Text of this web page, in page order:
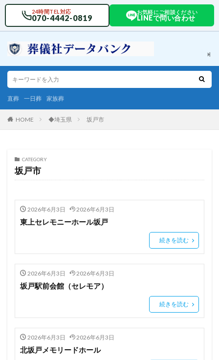
24時間TEL対応
070-4442-0819
お気軽にご相談ください
LINEで問い合わせ
直葬 一日葬 家族葬
HOME ◆埼玉県 坂戸市
CATEGORY
坂戸市
2026年6月3日 2026年6月3日
東上セレモニーホール坂戸
続きを読む
2026年6月3日 2026年6月3日
坂戸駅前会館（セレモア）
続きを読む
2026年6月3日 2026年6月3日
北坂戸メモリードホール